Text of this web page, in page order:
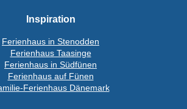
Inspiration
Ferienhaus in Stenodden
Ferienhaus Taasinge
Ferienhaus in Südfünen
Ferienhaus auf Fünen
Ferienhaus Dänemark